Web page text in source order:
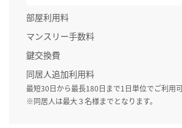
部屋利用料
マンスリー手数料
鍵交換費
同居人追加利用料
最短30日から最長180日まで1日単位でご利用
※同居人は最大３名様までとなります。